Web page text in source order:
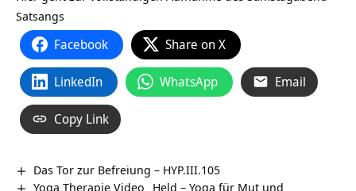
Satsangs
Facebook Share on X
LinkedIn WhatsApp Email
Copy Link
Das Tor zur Befreiung – HYP.III.105
Yoga Therapie Video „Held – Yoga für Mut und